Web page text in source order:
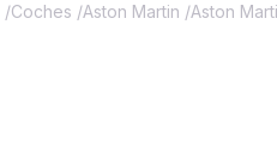
/Coches /Aston Martin /Aston